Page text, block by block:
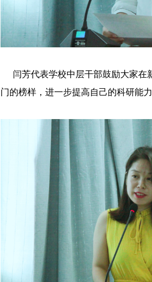
闫芳代表学校中层干部鼓励大家在
门的榜样，进一步提高自己的科研能力